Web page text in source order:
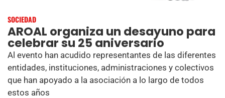
SOCIEDAD
AROAL organiza un desayuno para
celebrar su 25 aniversario
Al evento han acudido representantes de las diferentes
entidades, instituciones, administraciones y colectivos
que han apoyado a la asociación a lo largo de todos
estos años